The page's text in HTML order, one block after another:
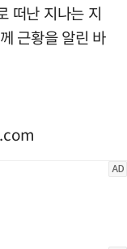
떠난 지나는 지
근황을 알린 바